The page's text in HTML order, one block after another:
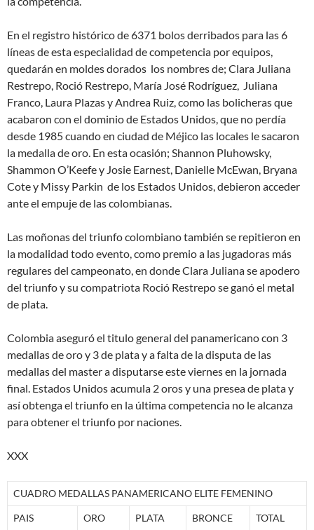
En el registro histórico de 6371 bolos derribados para las 6
líneas de esta especialidad de competencia por equipos,
quedarán en moldes dorados los nombres de; Clara Juliana
Restrepo, Roció Restrepo, María José Rodríguez, Juliana
Franco, Laura Plazas y Andrea Ruiz, como las bolicheras que
acabaron con el dominio de Estados Unidos, que no perdía
desde 1985 cuando en ciudad de Méjico las locales le sacaron
la medalla de oro. En esta ocasión; Shannon Pluhowsky,
Shammon O’Keefe y Josie Earnest, Danielle McEwan, Bryana
Cote y Missy Parkin de los Estados Unidos, debieron acceder
ante el empuje de las colombianas.
Las moñonas del triunfo colombiano también se repitieron en
la modalidad todo evento, como premio a las jugadoras más
regulares del campeonato, en donde Clara Juliana se apodero
del triunfo y su compatriota Roció Restrepo se ganó el metal
de plata.
Colombia aseguró el titulo general del panamericano con 3
medallas de oro y 3 de plata y a falta de la disputa de las
medallas del master a disputarse este viernes en la jornada
final. Estados Unidos acumula 2 oros y una presea de plata y
así obtenga el triunfo en la última competencia no le alcanza
para obtener el triunfo por naciones.
XXX
CUADRO MEDALLAS PANAMERICANO ELITE FEMENINO
PAIS ORO PLATA BRONCE TOTAL